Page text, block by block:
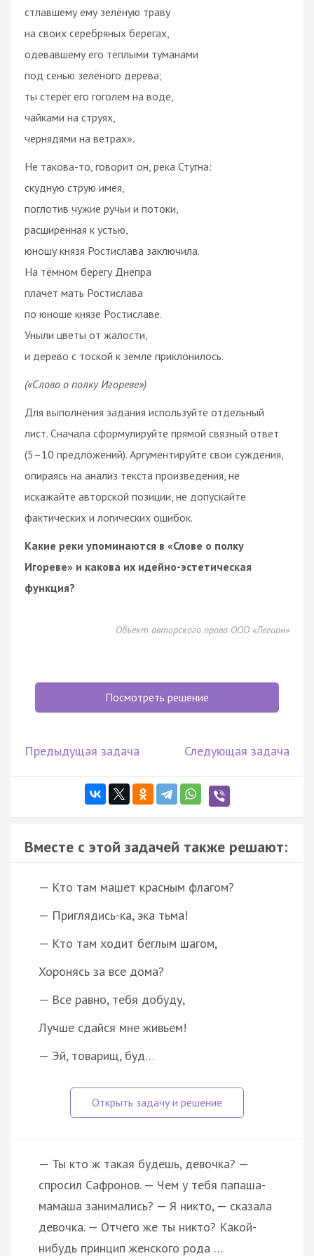
стлавшему ему зелёную траву
на своих серебряных берегах,
одевавшему его тёплыми туманами
под сенью зелёного дерева;
ты стерёг его гоголем на воде,
чайками на струях,
чернядями на ветрах».
Не такова-то, говорит он, река Стугна:
скудную струю имея,
поглотив чужие ручьи и потоки,
расширенная к устью,
юношу князя Ростислава заключила.
На тёмном берегу Днепра
плачет мать Ростислава
по юноше князе Ростиславе.
Уныли цветы от жалости,
и дерево с тоской к земле приклонилось.
(«Слово о полку Игореве»)
Для выполнения задания используйте отдельный
лист. Сначала сформулируйте прямой связный ответ
(5–10 предложений). Аргументируйте свои суждения,
опираясь на анализ текста произведения, не
искажайте авторской позиции, не допускайте
фактических и логических ошибок.
Какие реки упоминаются в «Слове о полку
Игореве» и какова их идейно-эстетическая
функция?
Объект авторского права ООО «Легион»
Посмотреть решение
Предыдущая задача Следующая задача
Вместе с этой задачей также решают:
— Кто там машет красным флагом?
— Приглядись-ка, эка тьма!
— Кто там ходит беглым шагом,
Хоронясь за все дома?
— Все равно, тебя добуду,
Лучше сдайся мне живьем!
— Эй, товарищ, буд…
— Ты кто ж такая будешь, девочка? —
спросил Сафронов. — Чем у тебя папаша-
мамаша занимались? — Я никто, — сказала
девочка. — Отчего же ты никто? Какой-
нибудь принцип женского рода …